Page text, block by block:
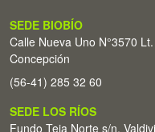
SEDE BIOBÍO
Calle Nueva Uno N°3570
Concepción
(56-41) 285 32 60
SEDE LOS RÍOS
Fundo Teja Norte s/n.